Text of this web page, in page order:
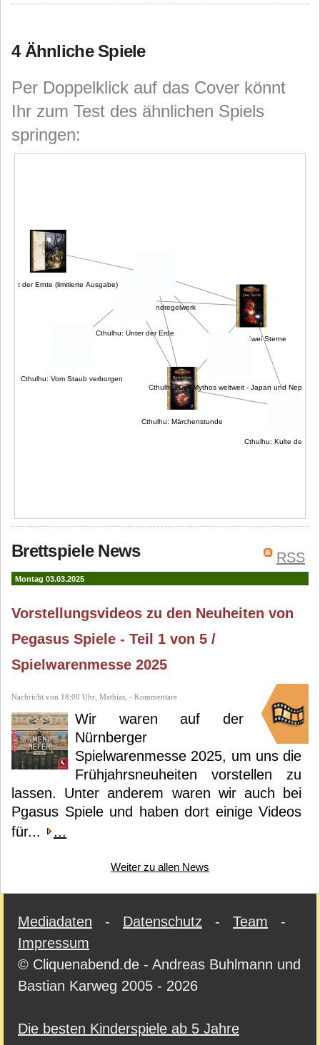
4 Ähnliche Spiele
Per Doppelklick auf das Cover könnt
Ihr zum Test des ähnlichen Spiels
springen:
Cthulhu: Märchenstunde
Cthulhu: Zwei Sterne
Cthulhu: Grundregelwerk
Cthulhu: Kulte des
Cthulhu: Unter der Erde
Cthulhu: Der Mythos weltweit - Japan und Nepal
Cthulhu: Vom Staub verborgen
Zeit der Ernte (limitierte Ausgabe)
RSS
Brettspiele News
Montag 03.03.2025
Vorstellungsvideos zu den Neuheiten von
Pegasus Spiele - Teil 1 von 5 /
Spielwarenmesse 2025
Nachricht von 18:00 Uhr, Mathias, - Kommentare
Wir waren auf der
Nürnberger
Spielwarenmesse 2025, um uns die
Frühjahrsneuheiten vorstellen zu
lassen. Unter anderem waren wir auch bei
Pgasus Spiele und haben dort einige Videos
für...
...
Weiter zu allen News
Mediadaten - Datenschutz - Team -
Impressum
© Cliquenabend.de - Andreas Buhlmann und
Bastian Karweg 2005 - 2026
Die besten Kinderspiele ab 5 Jahre